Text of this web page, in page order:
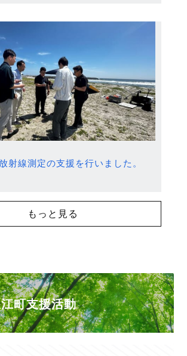
射線測定の支援を行いました。
もっと見る
町支援活動